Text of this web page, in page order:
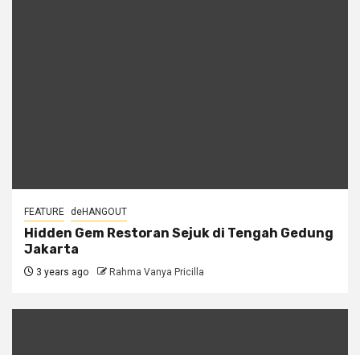
FEATURE deHANGOUT
Hidden Gem Restoran Sejuk di Tengah Gedung
Jakarta
3 years ago Rahma Vanya Pricilla